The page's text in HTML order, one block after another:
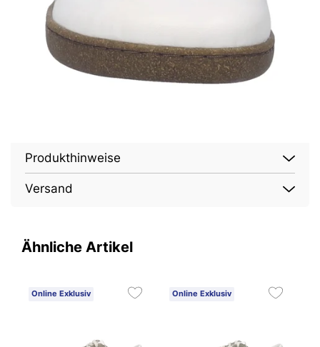
Produkthinweise
Versand
Ähnliche Artikel
Online Exklusiv Online Exklusiv